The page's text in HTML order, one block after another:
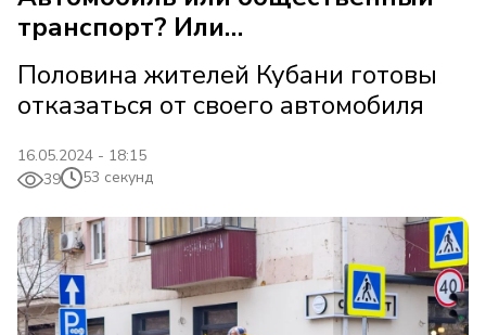
транспорт? Или…
Половина жителей Кубани готовы
отказаться от своего автомобиля
16.05.2024 - 18:15
39
53 секунд